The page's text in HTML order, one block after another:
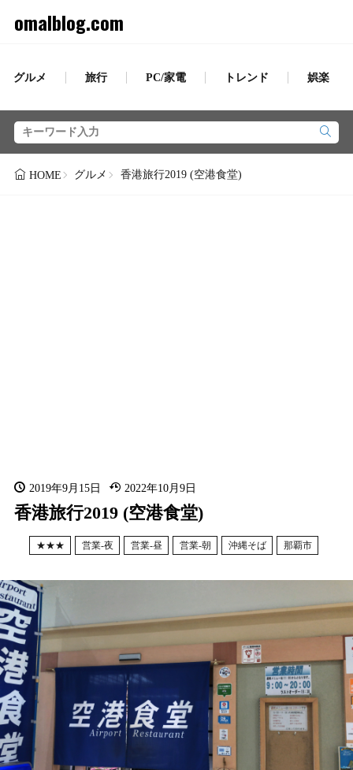
omalblog.com
グルメ 旅行 PC/家電 トレンド 娯楽
HOME グルメ 香港旅行2019 (空港食堂)
2019年9月15日 2022年10月9日
香港旅行2019 (空港食堂)
★★★ 営業-夜 営業-昼 営業-朝 沖縄そば 那覇市